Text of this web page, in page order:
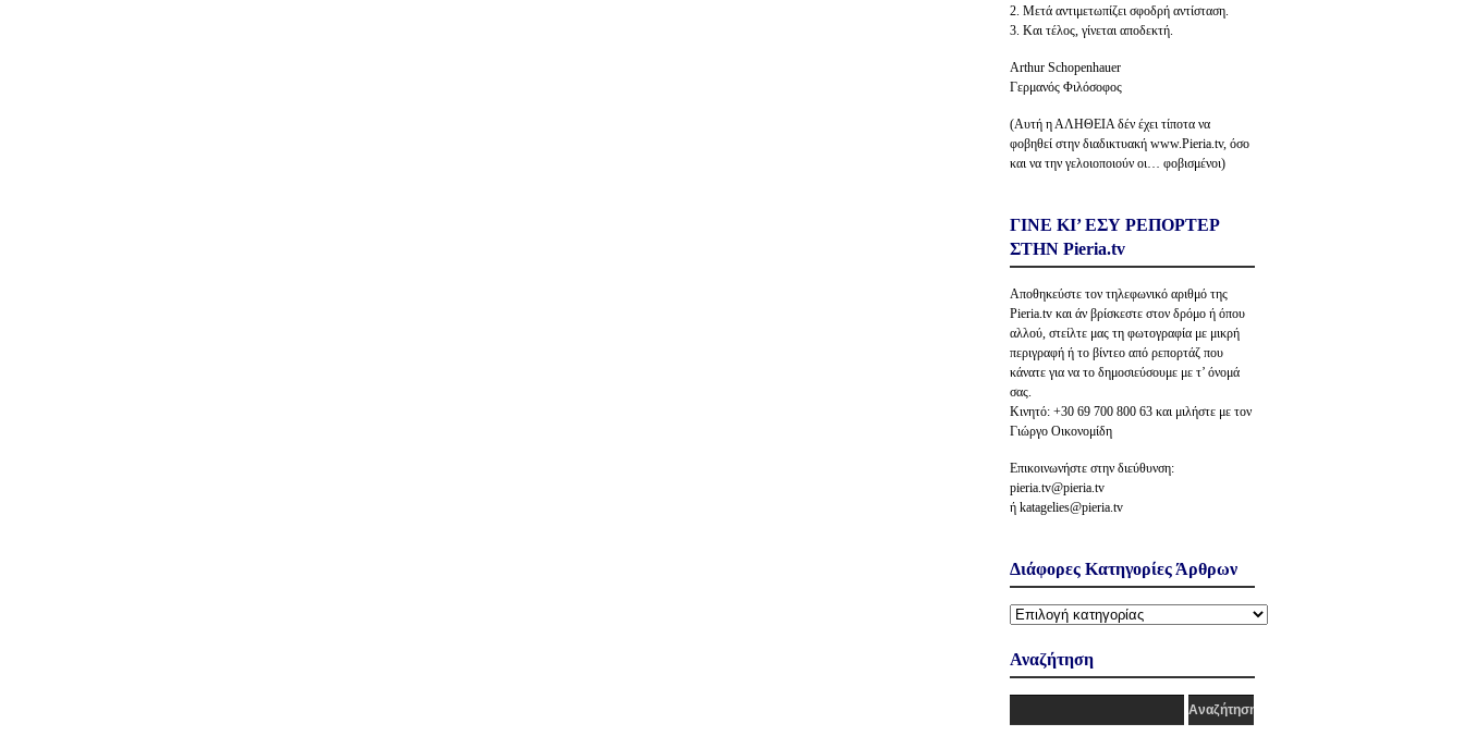
2. Μετά αντιμετωπίζει σφοδρή αντίσταση.
3. Και τέλος, γίνεται αποδεκτή.
Arthur Schopenhauer
Γερμανός Φιλόσοφος
(Αυτή η ΑΛΗΘΕΙΑ δέν έχει τίποτα να
φοβηθεί στην διαδικτυακή www.Pieria.tv, όσο
και να την γελοιοποιούν οι… φοβισμένοι)
ΓΙΝΕ ΚΙ’ ΕΣΥ ΡΕΠΟΡΤΕΡ
ΣΤΗΝ Pieria.tv
Αποθηκεύστε τον τηλεφωνικό αριθμό της
Pieria.tv και άν βρίσκεστε στον δρόμο ή όπου
αλλού, στείλτε μας τη φωτογραφία με μικρή
περιγραφή ή το βίντεο από ρεπορτάζ που
κάνατε για να το δημοσιεύσουμε με τ’ όνομά
σας.
Κινητό: +30 69 700 800 63 και μιλήστε με τον
Γιώργο Οικονομίδη
Επικοινωνήστε στην διεύθυνση:
pieria.tv@pieria.tv
ή katagelies@pieria.tv
Διάφορες Κατηγορίες Άρθρων
Διάφορες
Άρθρων
Αναζήτηση